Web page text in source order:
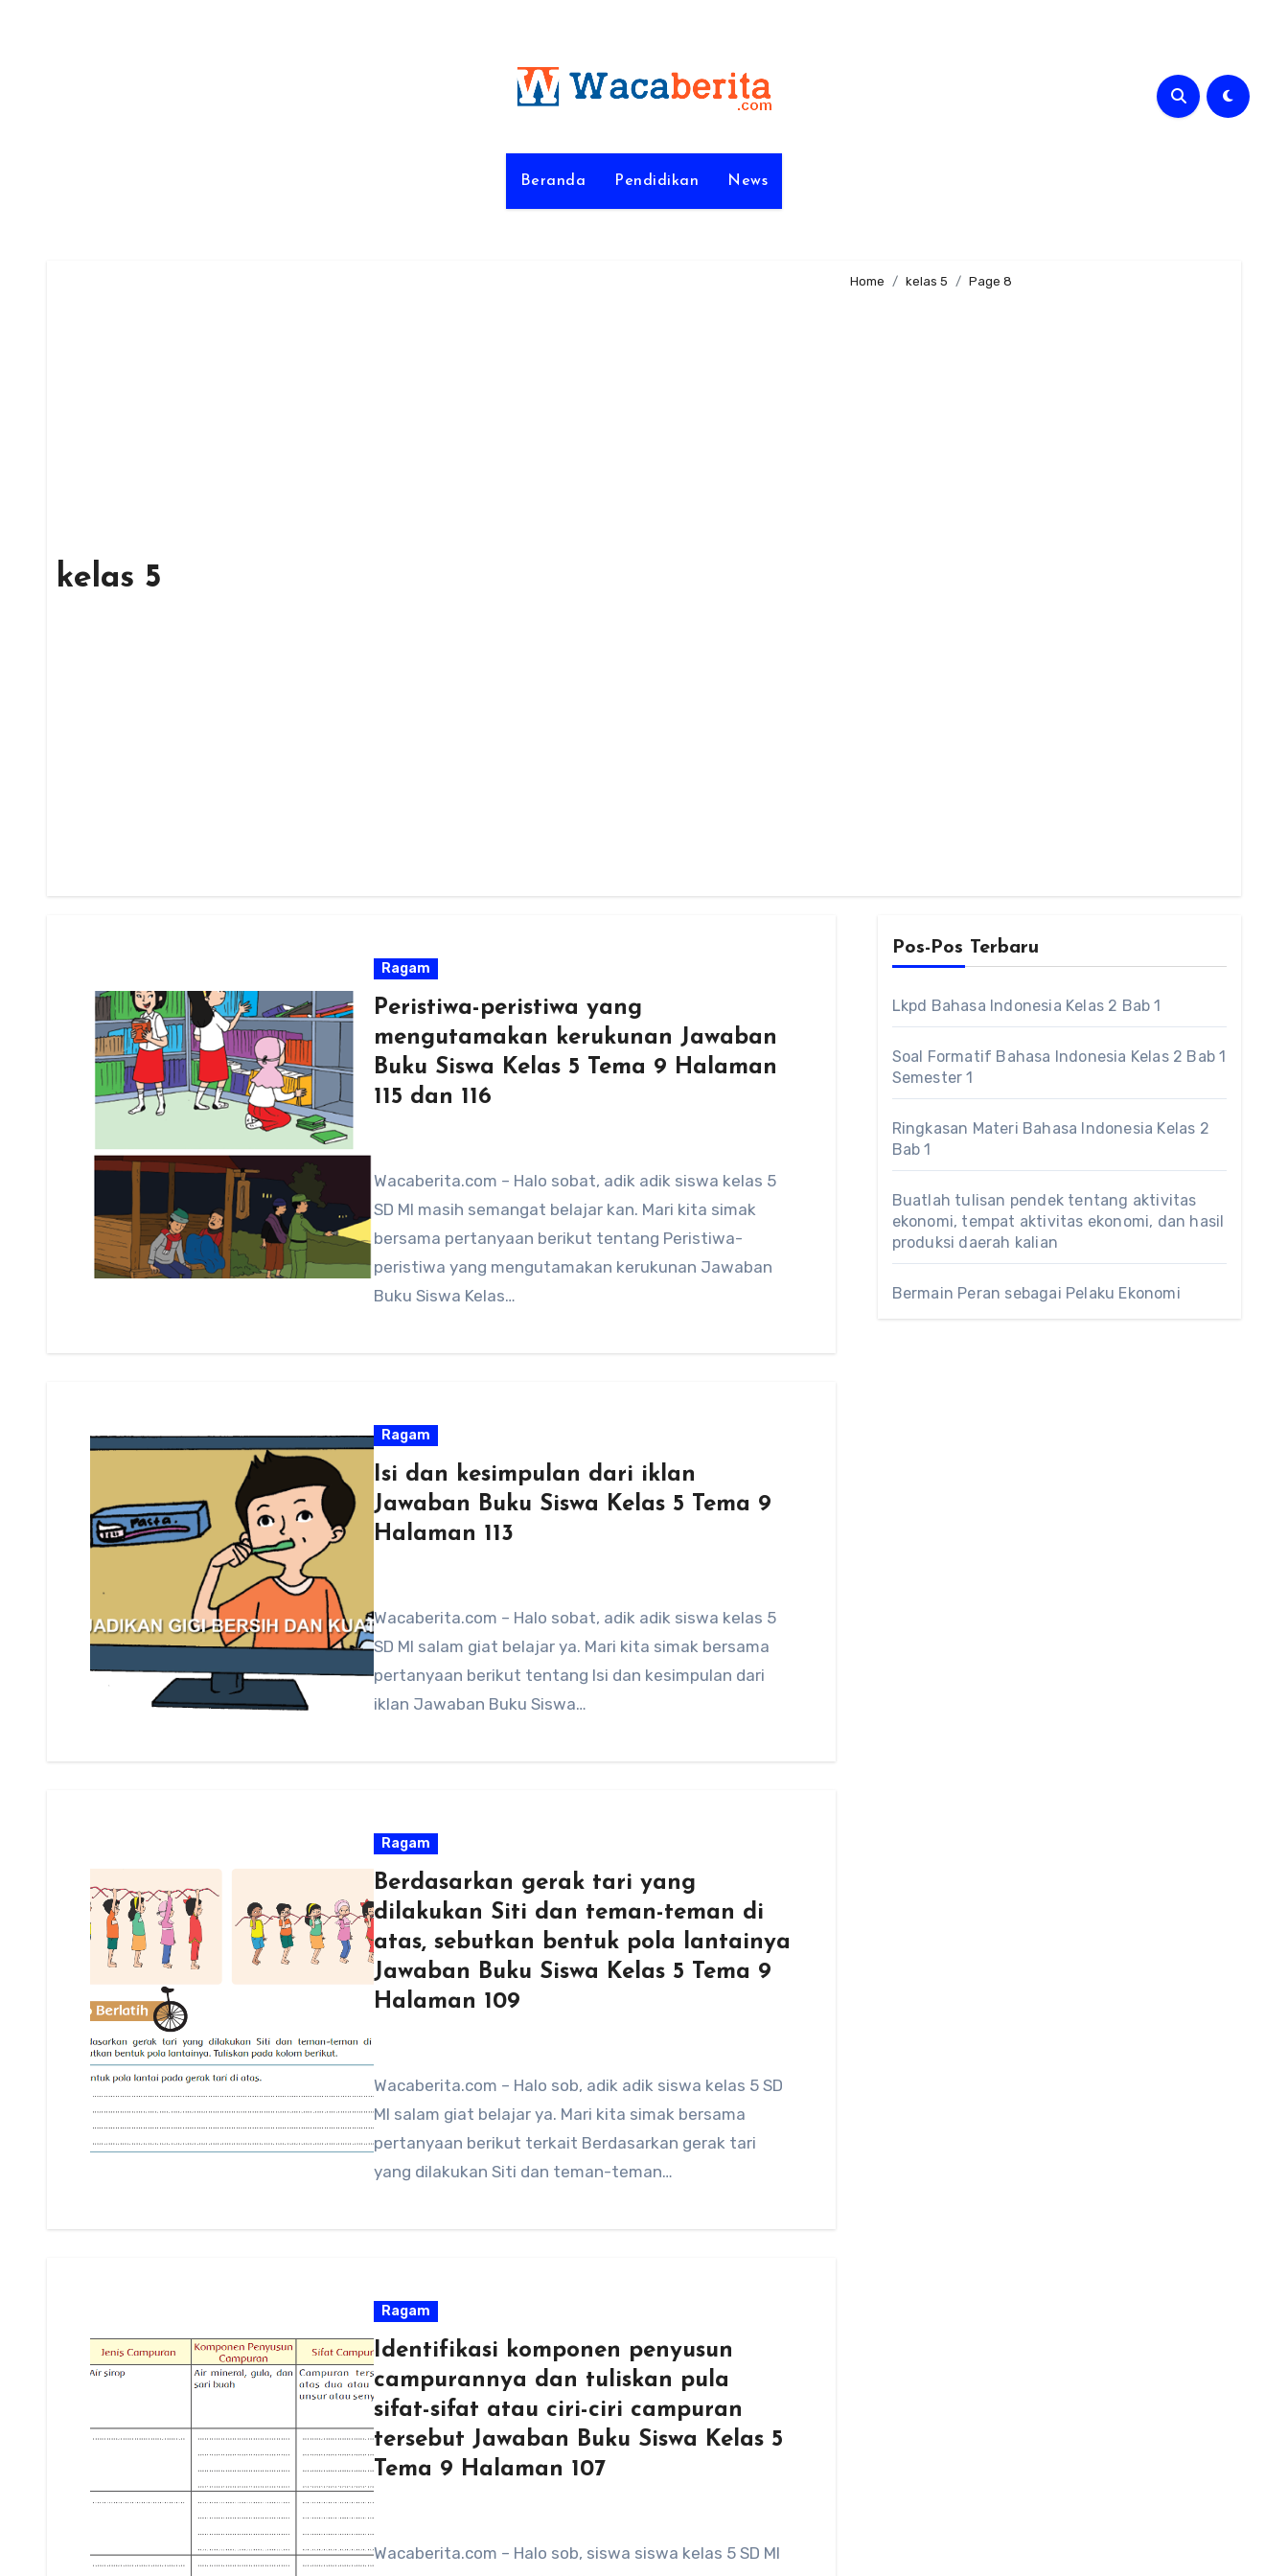
Beranda Pendidikan News
kelas 5
Home kelas 5 Page 8
Ragam
Peristiwa-peristiwa yang
mengutamakan kerukunan Jawaban
Buku Siswa Kelas 5 Tema 9 Halaman
115 dan 116
Wacaberita.com – Halo sobat, adik adik siswa kelas 5
SD MI masih semangat belajar kan. Mari kita simak
bersama pertanyaan berikut tentang Peristiwa-
peristiwa yang mengutamakan kerukunan Jawaban
Buku Siswa Kelas…
Ragam
Isi dan kesimpulan dari iklan
Jawaban Buku Siswa Kelas 5 Tema 9
Halaman 113
Wacaberita.com – Halo sobat, adik adik siswa kelas 5
SD MI salam giat belajar ya. Mari kita simak bersama
pertanyaan berikut tentang Isi dan kesimpulan dari
iklan Jawaban Buku Siswa…
Ragam
Berdasarkan gerak tari yang
dilakukan Siti dan teman-teman di
atas, sebutkan bentuk pola lantainya
Jawaban Buku Siswa Kelas 5 Tema 9
Halaman 109
Wacaberita.com – Halo sob, adik adik siswa kelas 5 SD
MI salam giat belajar ya. Mari kita simak bersama
pertanyaan berikut terkait Berdasarkan gerak tari
yang dilakukan Siti dan teman-teman…
Ragam
Identifikasi komponen penyusun
campurannya dan tuliskan pula
sifat-sifat atau ciri-ciri campuran
tersebut Jawaban Buku Siswa Kelas 5
Tema 9 Halaman 107
Wacaberita.com – Halo sob, siswa siswa kelas 5 SD MI
Pos-Pos Terbaru
Lkpd Bahasa Indonesia Kelas 2 Bab 1
Soal Formatif Bahasa Indonesia Kelas 2 Bab 1
Semester 1
Ringkasan Materi Bahasa Indonesia Kelas 2
Bab 1
Buatlah tulisan pendek tentang aktivitas
ekonomi, tempat aktivitas ekonomi, dan hasil
produksi daerah kalian
Bermain Peran sebagai Pelaku Ekonomi